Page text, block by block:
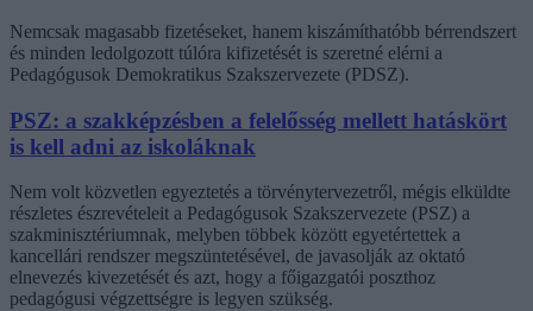
Nemcsak magasabb fizetéseket, hanem kiszámíthatóbb bérrendszert
és minden ledolgozott túlóra kifizetését is szeretné elérni a
Pedagógusok Demokratikus Szakszervezete (PDSZ).
PSZ: a szakképzésben a felelősség mellett hatáskört
is kell adni az iskoláknak
Nem volt közvetlen egyeztetés a törvénytervezetről, mégis elküldte
részletes észrevételeit a Pedagógusok Szakszervezete (PSZ) a
szakminisztériumnak, melyben többek között egyetértettek a
kancellári rendszer megszüntetésével, de javasolják az oktató
elnevezés kivezetését és azt, hogy a főigazgatói poszthoz
pedagógusi végzettségre is legyen szükség.